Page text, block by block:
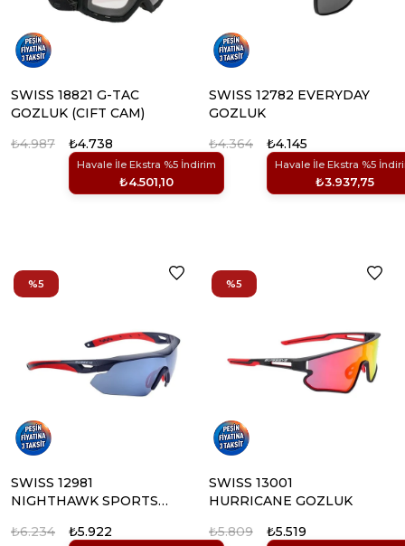
SWISS 18821 G-TAC
GOZLUK (CIFT CAM)
₺4.738
Havale İle Ekstra %5 İndirim
₺4.501,10
₺4.987
SWISS 12782 EVERYDAY
GOZLUK
₺4.145
Havale İle Ekstra %5
₺3.937,75
₺4.364
SWISS 12981
NIGHTHAWK SPORTS
₺5.922
₺6.234
%5
SWISS 13001
HURRICANE GOZLUK
₺5.519
₺5.809
%5